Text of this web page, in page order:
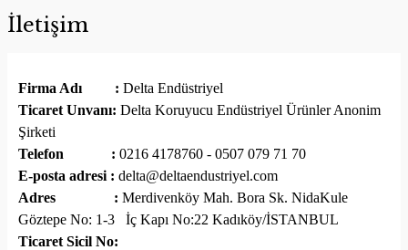
İletişim
Firma Adı : Delta Endüstriyel
Ticaret Unvanı: Delta Koruyucu Endüstriyel Ürünler Anonim
Şirketi
Telefon : 0216 4178760 - 0507 079 71 70
E-posta adresi : delta@deltaendustriyel.com
Adres : Merdivenköy Mah. Bora Sk. NidaKule
Göztepe No: 1-3 İç Kapı No:22 Kadıköy/İSTANBUL
Ticaret Sicil No: